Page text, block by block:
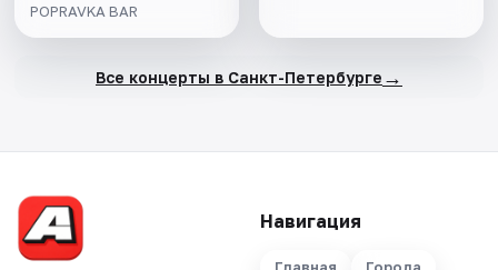
POPRAVKA BAR
Все концерты в Санкт-Петербурге →
Навигация